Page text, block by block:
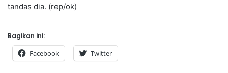
tandas dia. (rep/ok)
Bagikan ini:
Facebook Twitter